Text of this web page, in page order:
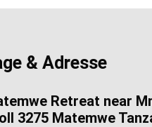
& Adresse
Retreat near
3275 Matemwe